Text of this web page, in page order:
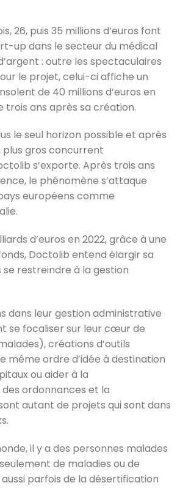
26, puis 35 millions d’euros font
up dans le secteur du médical
: outre les spectaculaires
le projet, celui-ci affiche un
de 40 millions d’euros en
trois ans après sa création.
le seul horizon possible et après
gros concurrent
s’exporte. Après trois ans
le phénomène s’attaque
européens comme
d’euros en 2022, grâce à une
Doctolib entend élargir sa
restreindre à la gestion
dans leur gestion administrative
se focaliser sur leur cœur de
créations d’outils
même ordre d’idée à destination
ou aider à la
ordonnances et la
autant de projets qui sont dans
il y a des personnes malades
de maladies ou de
parfois de la désertification